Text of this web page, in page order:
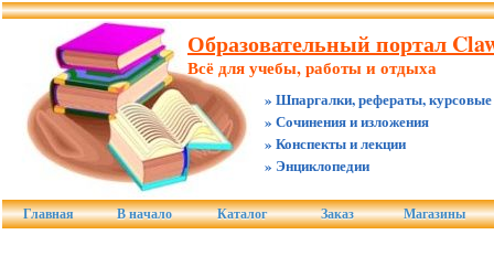
Образовательный портал
Всё для учебы, работы и отдыха
» Шпаргалки, рефераты, курсовые
» Сочинения и изложения
» Конспекты и лекции
» Энциклопедии
Главная В начало Каталог Заказ Магазины